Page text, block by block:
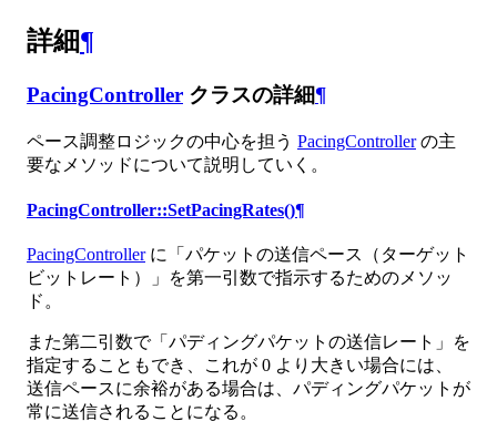
詳細¶
PacingController クラスの詳細¶
ペース調整ロジックの中心を担う PacingControllerの主
要なメソッドについて説明していく。
PacingController::SetPacingRates()¶
PacingControllerに「パケットの送信ペース（ターゲット
ビットレート）」を第一引数で指示するためのメソッ
ド。
また第二引数で「パディングパケットの送信レート」を
指定することもでき、これが 0 より大きい場合には、
送信ペースに余裕がある場合は、パディングパケットが
常に送信されることになる。